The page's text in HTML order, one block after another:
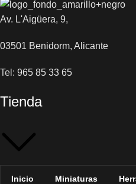
Av. L'Aigüera, 9,
03501 Benidorm, Alicante
Tel: 965 85 33 65
Tienda
Inicio Miniaturas